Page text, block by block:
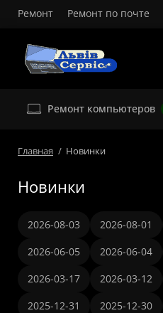
Ремонт Ремонт по почте
Ремонт компьютеров
Главная Новинки
Новинки
2026-08-03 2026-08-01
2026-06-05
2026-06-04
2026-03-17
2026-03-12
2025-12-31
2025-12-30